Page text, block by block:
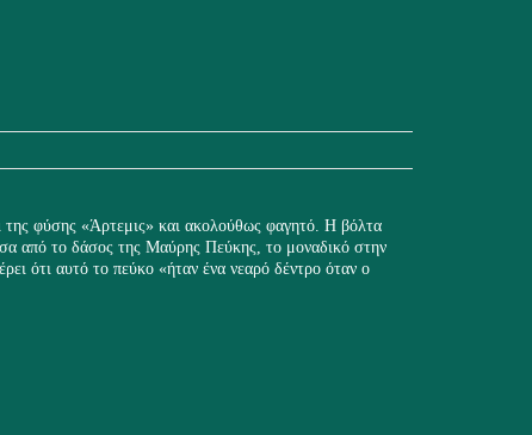
φύσης «Άρτεμις» και ακολούθως φαγητό. Η βόλτα
από το δάσος της Μαύρης Πεύκης, το μοναδικό στην
ότι αυτό το πεύκο «ήταν ένα νεαρό δέντρο όταν ο